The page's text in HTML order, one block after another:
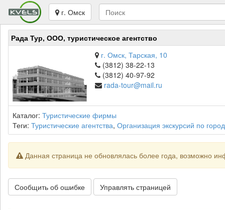
г. Омск
Рада Тур, ООО, туристическое агентство
г. Омск, Тарская, 10
(3812) 38-22-13
(3812) 40-97-92
rada-tour@mail.ru
Каталог: Туристические фирмы
Теги: Туристические агентства, Организация экскурсий по
Данная страница не обновлялась более года, возможно
Сообщить об ошибке Управлять страницей